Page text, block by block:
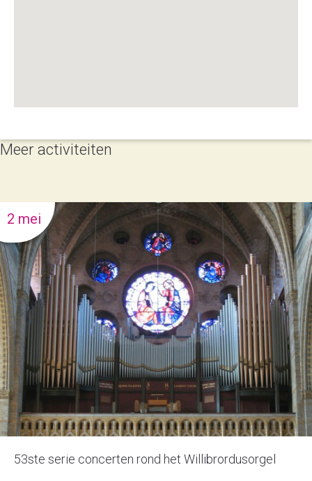
Meer activiteiten
53ste serie concerten rond het Willibrordusorgel
2 mei